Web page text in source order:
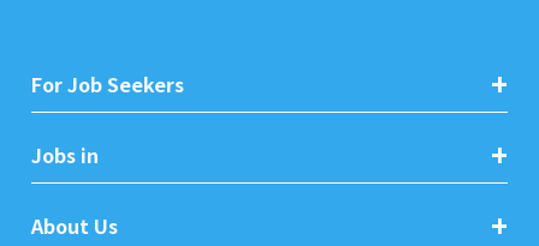
For Job Seekers
Jobs in
About Us